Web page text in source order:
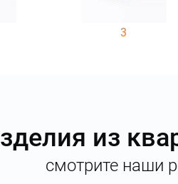
3
из
смотрите наши